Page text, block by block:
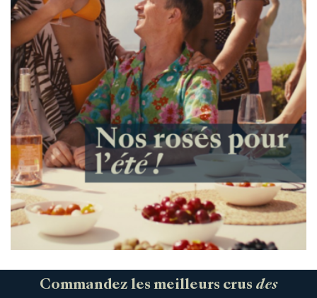
Commandez les meilleurs crus des